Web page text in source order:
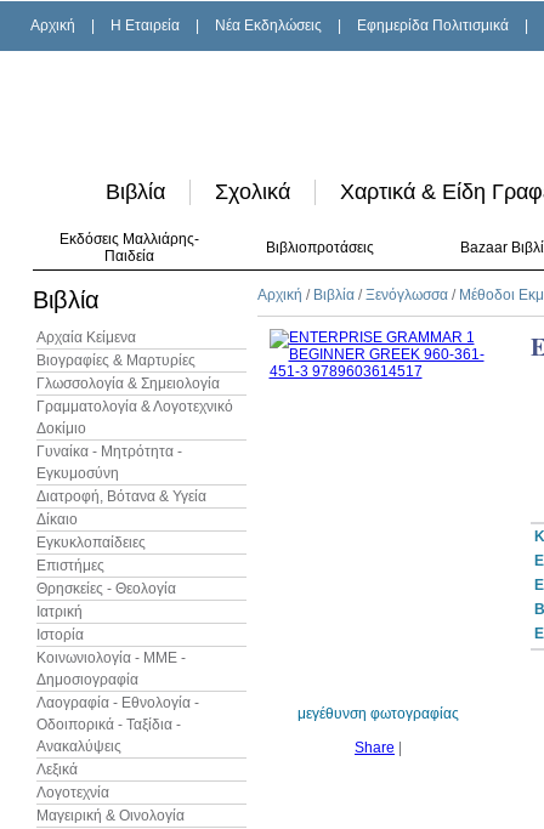
Αρχική H Εταιρεία Νέα Εκδηλώσεις Εφημερίδα Πολιτισμικά
Βιβλία Σχολικά Χαρτικά & Είδη
Εκδόσεις Μαλλιάρης-
Παιδεία
Βιβλιοπροτάσεις Bazaar
Βιβλία
Αρχαία Κείμενα
Βιογραφίες & Μαρτυρίες
Γλωσσολογία & Σημειολογία
Γραμματολογία & Λογοτεχνικό
Δοκίμιο
Γυναίκα - Μητρότητα -
Εγκυμοσύνη
Διατροφή, Βότανα & Υγεία
Δίκαιο
Εγκυκλοπαίδειες
Επιστήμες
Θρησκείες - Θεολογία
Ιατρική
Ιστορία
Κοινωνιολογία - ΜΜΕ -
Δημοσιογραφία
Λαογραφία - Εθνολογία -
Οδοιπορικά - Ταξίδια -
Ανακαλύψεις
Λεξικά
Λογοτεχνία
Μαγειρική & Οινολογία
Αρχική / Βιβλία /Ξενόγλωσσα / Μέθοδοι
μεγέθυνση φωτογραφίας
Share